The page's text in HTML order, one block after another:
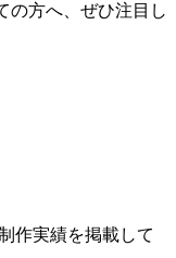
の方へ、ぜひ注目し
作実績を掲載して